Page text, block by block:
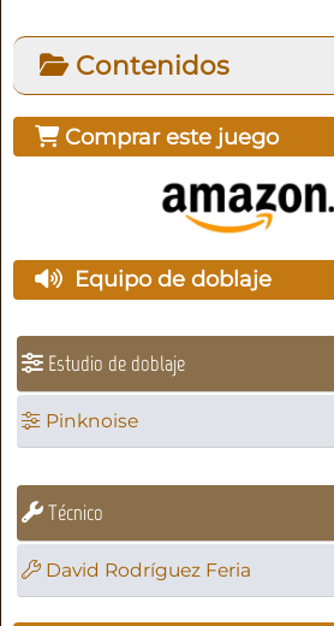
Contenidos
Comprar este juego
Equipo de doblaje
Estudio de doblaje
Pinknoise
Técnico
David Rodríguez Feria